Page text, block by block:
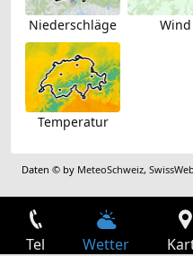
Niederschläge Wind
Temperatur
Daten © by MeteoSchweiz,
Tel Wetter